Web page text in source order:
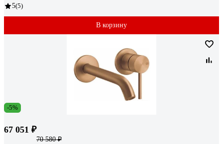
5(5)
В корзину
-5%
67 051 ₽
70 580 ₽